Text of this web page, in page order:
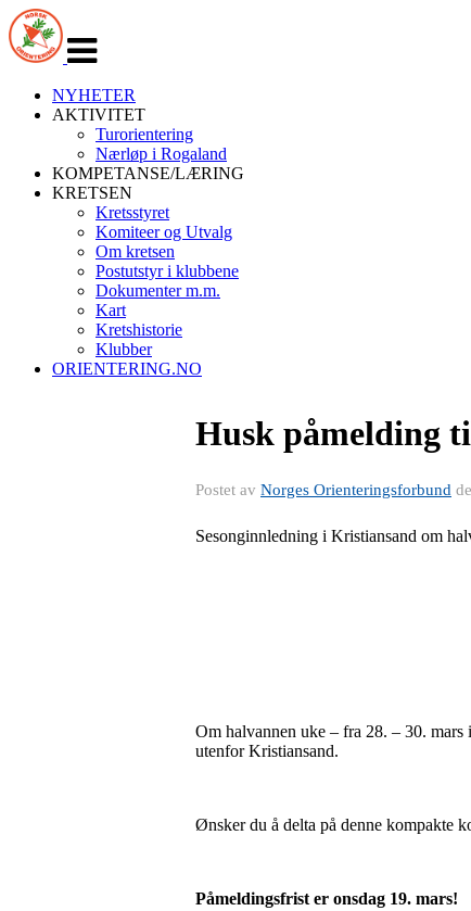
navigasjon
NYHETER
AKTIVITET
Turorientering
Nærløp i Rogaland
KOMPETANSE/LÆRING
KRETSEN
Kretsstyret
Komiteer og Utvalg
Om kretsen
Postutstyr i klubbene
Dokumenter m.m.
Kart
Kretshistorie
Klubber
ORIENTERING.NO
Husk påmelding
Postet av Norges Orienteringsforbund
Sesonginnledning i Kristiansand om
Om halvannen uke – fra 28. – 30.
utenfor Kristiansand.
Ønsker du å delta på denne kompakte
Påmeldingsfrist er onsdag 19. mars!